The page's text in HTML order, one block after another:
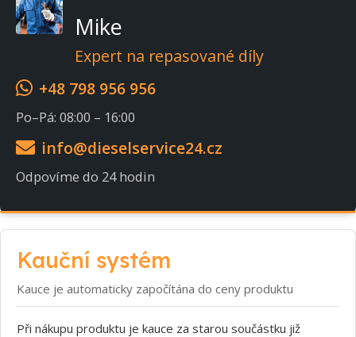
Mike
Expert na repasované díly
+48 798 956 956
Po–Pá: 08:00 – 16:00
info@dieselservice24.cz
Odpovíme do 24 hodin
Kauční systém
Kauce je automaticky započítána do ceny produktu
Při nákupu produktu je kauce za starou součástku již